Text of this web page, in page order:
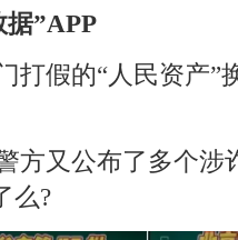
据”APP
打假的“人民资产”
方又公布了多个涉
么?